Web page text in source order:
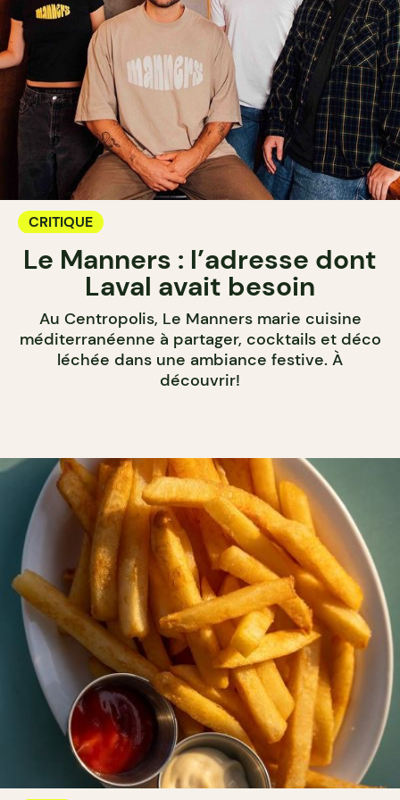
CRITIQUE
Le Manners : l’adresse dont
Laval avait besoin
Au Centropolis, Le Manners marie cuisine
méditerranéenne à partager, cocktails et déco
léchée dans une ambiance festive. À
découvrir!